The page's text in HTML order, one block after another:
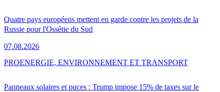
Quatre pays européens mettent en garde contre les projets de la
Russie pour l'Ossétie du Sud
07.08.2026
Panneaux solaires et puces : Trump impose 15% de taxes sur le
PROENERGIE, ENVIRONNEMENT ET TRANSPORT